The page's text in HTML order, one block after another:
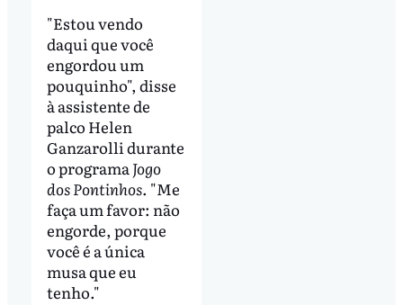
"Estou vendo
daqui que você
engordou um
pouquinho", disse
à assistente de
palco Helen
Ganzarolli durante
o programaJogo
dos Pontinhos. "Me
faça um favor: não
engorde, porque
você é a única
musa que eu
tenho."